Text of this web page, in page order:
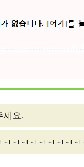
세요.
ㅋㅋㅋㅋㅋㅋㅋㅋ